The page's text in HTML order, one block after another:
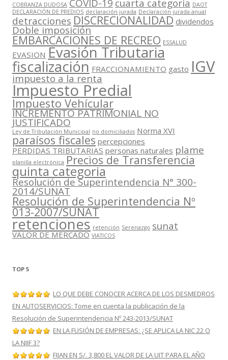
COBRANZA DUDOSA COVID-19 cuarta categoria DAOT
DECLARACIÓN DE PREDIOS declaración jurada Declaración jurada anual
detracciones DISCRECIONALIDAD dividendos
Doble imposición
EMBARCACIONES DE RECREO ESSALUD
EVASION Evasión Tributaria
fiscalización FRACCIONAMIENTO gasto IGV
impuesto a la renta
Impuesto Predial
Impuesto Vehícular
INCREMENTO PATRIMONIAL NO
JUSTIFICADO
Ley de Tributación Municipal no domiciliados Norma XVI
paraísos fiscales percepciones
PERDIDAS TRIBUTARIAS personas naturales plame
planilla electrónica Precios de Transferencia
quinta categoria
Resolución de Superintendencia N° 300-
2014/SUNAT
Resolución de Superintendencia Nº
013-2007/SUNAT
retenciones retención Serenazgo sunat
VALOR DE MERCADO VIATICOS
TOP 5
LO QUE DEBE CONOCER ACERCA DE LOS DESMEDROS
EN AUTOSERVICIOS: Tome en cuenta la publicación de la
Resolución de Superintendencia Nº 243-2013/SUNAT
EN LA FUSIÓN DE EMPRESAS: ¿SE APLICA LA NIC 22 O
LA NIIF 3?
FIJAN EN S/. 3,800 EL VALOR DE LA UIT PARA EL AÑO